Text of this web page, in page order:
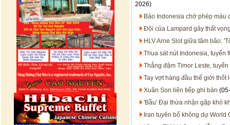
2026)
Báo Indonesia chờ phép màu
Đội của Lampard gây thất
HLV Arne Slot giữa tâm bão:
Thua sát nút Indonesia, tuyển
Thắng đậm Timor Leste,
Tay vợt hàng đầu thế giới thốt
Xuân Son liên tiếp ghi bàn
'Bầu' Đại thừa nhận gặp khó
Iran tuyên bố không dự World